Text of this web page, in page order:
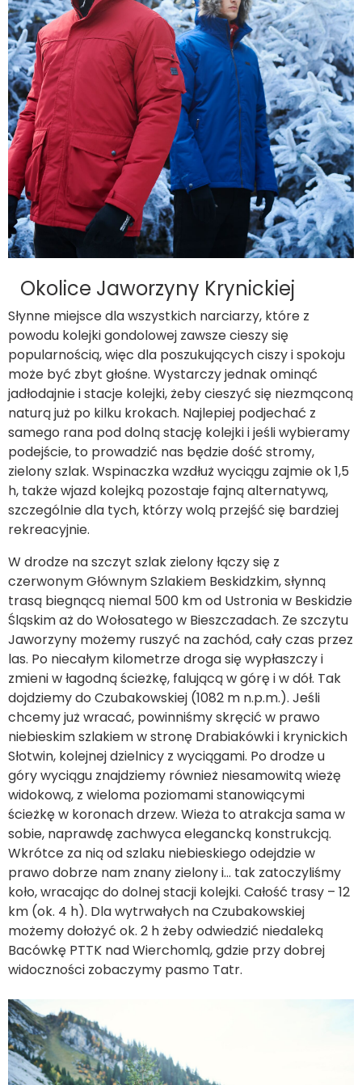
Okolice Jaworzyny Krynickiej
Słynne miejsce dla wszystkich narciarzy, które z
powodu kolejki gondolowej zawsze cieszy się
popularnością, więc dla poszukujących ciszy i spokoju
może być zbyt głośne. Wystarczy jednak ominąć
jadłodajnie i stacje kolejki, żeby cieszyć się niezmąconą
naturą już po kilku krokach. Najlepiej podjechać z
samego rana pod dolną stację kolejki i jeśli wybieramy
podejście, to prowadzić nas będzie dość stromy,
zielony szlak. Wspinaczka wzdłuż wyciągu zajmie ok 1,5
h, także wjazd kolejką pozostaje fajną alternatywą,
szczególnie dla tych, którzy wolą przejść się bardziej
rekreacyjnie.
W drodze na szczyt szlak zielony łączy się z
czerwonym Głównym Szlakiem Beskidzkim, słynną
trasą biegnącą niemal 500 km od Ustronia w Beskidzie
Śląskim aż do Wołosatego w Bieszczadach. Ze szczytu
Jaworzyny możemy ruszyć na zachód, cały czas przez
las. Po niecałym kilometrze droga się wypłaszczy i
zmieni w łagodną ścieżkę, falującą w górę i w dół. Tak
dojdziemy do Czubakowskiej (1082 m n.p.m.). Jeśli
chcemy już wracać, powinniśmy skręcić w prawo
niebieskim szlakiem w stronę Drabiakówki i krynickich
Słotwin, kolejnej dzielnicy z wyciągami. Po drodze u
góry wyciągu znajdziemy również niesamowitą wieżę
widokową, z wieloma poziomami stanowiącymi
ścieżkę w koronach drzew. Wieża to atrakcja sama w
sobie, naprawdę zachwyca elegancką konstrukcją.
Wkrótce za nią od szlaku niebieskiego odejdzie w
prawo dobrze nam znany zielony i… tak zatoczyliśmy
koło, wracając do dolnej stacji kolejki. Całość trasy – 12
km (ok. 4 h). Dla wytrwałych na Czubakowskiej
możemy dołożyć ok. 2 h żeby odwiedzić niedaleką
Bacówkę PTTK nad Wierchomlą, gdzie przy dobrej
widoczności zobaczymy pasmo Tatr.